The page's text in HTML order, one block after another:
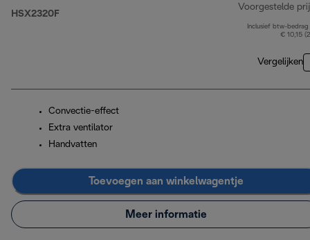
HSX2320F
Voorgestelde
Inclusief btw-bedrag
€ 10,15
Vergelijken
Convectie-effect
Extra ventilator
Handvatten
Toevoegen aan winkelwagentje
Meer informatie